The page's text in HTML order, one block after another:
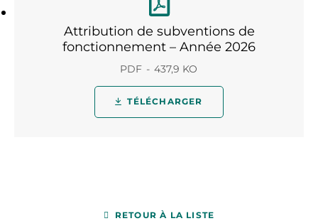
Attribution de subventions de
fonctionnement – Année 2026
PDF 437,9 KO
TÉLÉCHARGER
RETOUR À LA LISTE